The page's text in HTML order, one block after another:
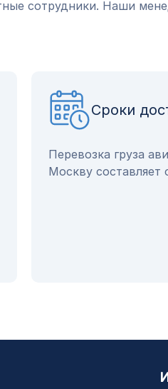
сотрудники. Наши
Сроки
Перевозка груза
Москву составляет